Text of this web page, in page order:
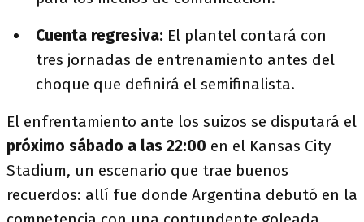
Cuenta regresiva: El plantel contará con
tres jornadas de entrenamiento antes del
choque que definirá el semifinalista.
El enfrentamiento ante los suizos se disputará el
próximo sábado a las 22:00 en el Kansas City
Stadium, un escenario que trae buenos
recuerdos: allí fue donde Argentina debutó en la